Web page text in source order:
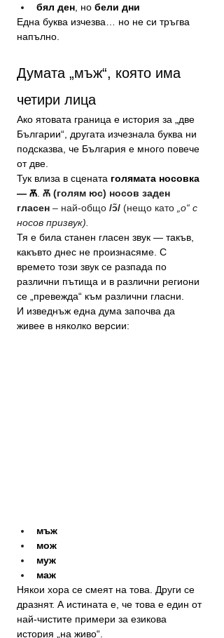
бял ден , но бели дни
Една буква изчезва… но не си тръгва
напълно.
Думата „мъж“, която има
четири лица
Ако ятовата граница е история за „две
Българии“, другата изчезнала буква ни
подсказва, че България е много повече
от две.
Тук влиза в сцената голямата носовка
— Ѫ Ѫ (голям юс) носов заден
гласен – най-общо /ɔ̃/ (нещо като „о“ с
носов призвук).
Тя е била станен гласен звук — такъв,
какъвто днес не произнасяме. С
времето този звук се разпада по
различни пътища и в различни региони
се „превежда“ към различни гласни.
И изведнъж една дума започва да
живее в няколко версии:
мъж
мож
муж
маж
Някои хора се смеят на това. Други се
дразнят. А истината е, че това е един от
най-чистите примери за езикова
история „на живо“.